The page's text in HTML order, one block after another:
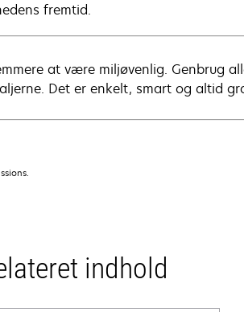
fremtid.
at være miljøvenlig. Genbrug
Det er enkelt, smart og altid
indhold